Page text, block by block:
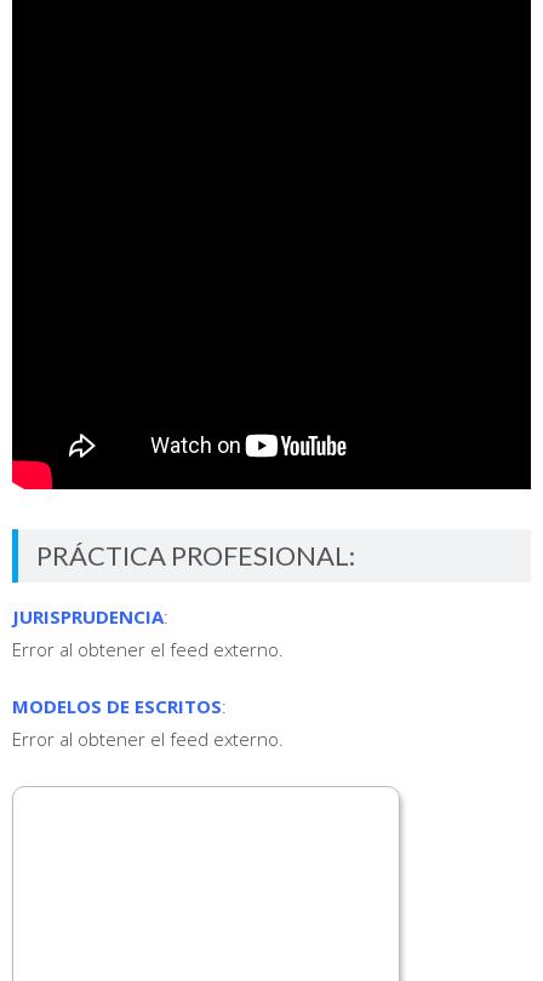
PRÁCTICA PROFESIONAL:
JURISPRUDENCIA:
Error al obtener el feed externo.
MODELOS DE ESCRITOS:
Error al obtener el feed externo.